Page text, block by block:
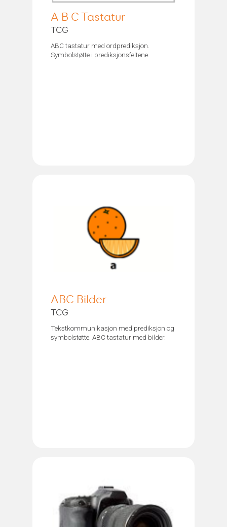
A B C Tastatur
TCG
ABC tastatur med ordprediksjon.
Symbolstøtte i prediksjonsfeltene.
ABC Bilder
TCG
Tekstkommunikasjon med prediksjon og
symbolstøtte. ABC tastatur med bilder.